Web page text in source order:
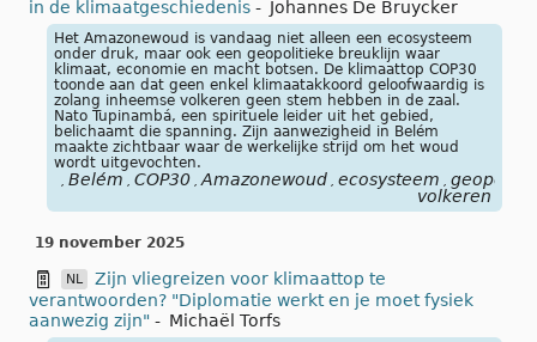
in de klimaatgeschiedenis - Johannes De Bruycker
Het Amazonewoud is vandaag niet alleen een ecosysteem
onder druk, maar ook een geopolitieke breuklijn waar
klimaat, economie en macht botsen. De klimaattop COP30
toonde aan dat geen enkel klimaatakkoord geloofwaardig is
zolang inheemse volkeren geen stem hebben in de zaal.
Nato Tupinambá, een spirituele leider uit het gebied,
belichaamt die spanning. Zijn aanwezigheid in Belém
maakte zichtbaar waar de werkelijke strijd om het woud
wordt uitgevochten.
Belém COP30 Amazonewoud ecosysteem
volkeren
19 november 2025
NL
Zijn vliegreizen voor klimaattop te
verantwoorden? "Diplomatie werkt en je moet fysiek
aanwezig zijn" - Michaël Torfs